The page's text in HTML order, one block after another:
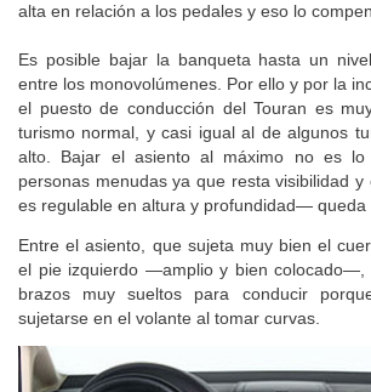
alta en relación a los pedales y eso lo
Es posible bajar la banqueta hasta un
entre los monovolúmenes. Por ello y por la
el puesto de conducción del Touran es
turismo normal, y casi igual al de algunos
alto. Bajar el asiento al máximo no es lo
personas menudas ya que resta visibilidad
es regulable en altura y profundidad— queda
Entre el asiento, que sujeta muy bien el
el pie izquierdo —amplio y bien colocado—,
brazos muy sueltos para conducir
sujetarse en el volante al tomar curvas.